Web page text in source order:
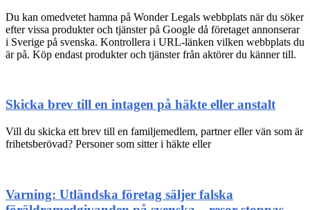
Du kan omedvetet hamna på Wonder Legals webbplats när du söker
efter vissa produkter och tjänster på Google då företaget annonserar
i Sverige på svenska. Kontrollera i URL-länken vilken webbplats du
är på. Köp endast produkter och tjänster från aktörer du känner till.
Skicka brev till en intagen på häkte eller anstalt
Vill du skicka ett brev till en familjemedlem, partner eller vän som är
frihetsberövad? Personer som sitter i häkte eller
Varning: Utländska företag säljer falska